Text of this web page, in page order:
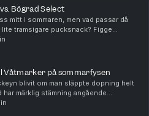
vs. Bögrad Select
mitt i sommaren, men vad passar då
tramsigare pucksnack? Figge
det här är den värsta tiden på året för
Våtmarker på sommarfysen
blivit om man släppte dopning helt
har märklig stämning angående
suspensoarer av kevlar med det hela